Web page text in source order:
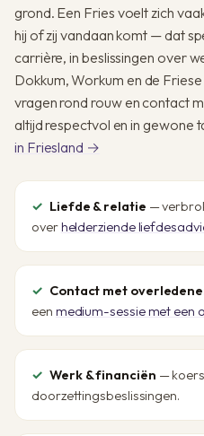
grond. Een Fries voelt zich
hij of zij vandaan komt — dat
carrière, in beslissingen over
Dokkum, Workum en de
vragen rond rouw en contact
altijd respectvol en in gewone
in Friesland →
Liefde & relatie —
overhelderziende
Contact met
een medium-sessie met een
Werk & financiën —
doorzettingsbeslissingen.